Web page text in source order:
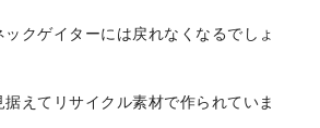
クゲイターには戻れなくなるでしょ
えてリサイクル素材で作られていま